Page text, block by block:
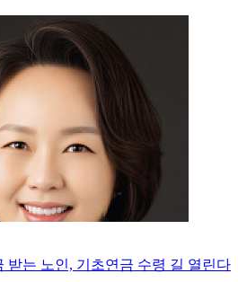
받는 노인, 기초연금 수령 길 열린다